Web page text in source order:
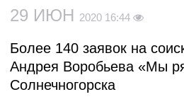
29 ИЮН 2020 16:44
Более 140 заявок на
Андрея Воробьева «Мы
Солнечногорска